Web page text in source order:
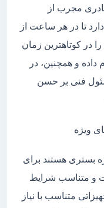
کادری مجرب از
تا در هر ساعت از
در کوتاهترین زمان
داده و همچنین، در
فنی بر حسن
ویژه
بستری هستند برای
و متناسب شرایط
متناسب با نیاز